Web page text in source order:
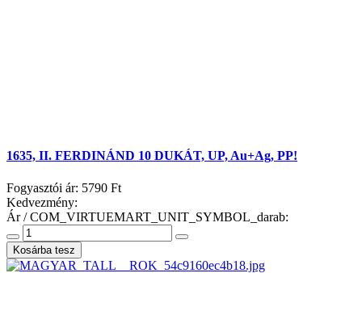
1635, II. FERDINÁND 10 DUKÁT, UP, Au+Ag, PP!
Fogyasztói ár: 5790 Ft
Kedvezmény:
Ár / COM_VIRTUEMART_UNIT_SYMBOL_darab: